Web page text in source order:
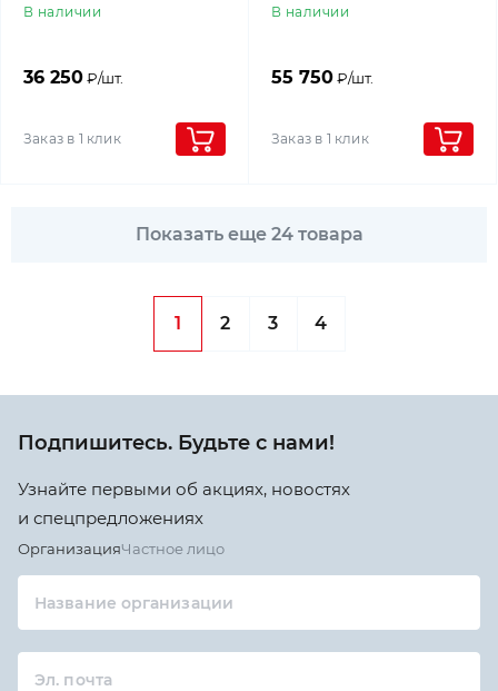
В наличии
36 250₽/шт.
Заказ в 1 клик
В наличии
55 750₽/шт.
Заказ в 1 клик
Показать еще 24 товара
1 2 3 4
Подпишитесь. Будьте с нами!
Узнайте первыми об акциях, новостях
и спецпредложениях
ОрганизацияЧастное лицо
Название организации
Эл. почта